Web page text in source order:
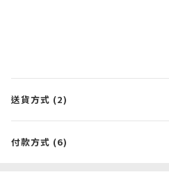
送貨方式 (2)
付款方式 (6)